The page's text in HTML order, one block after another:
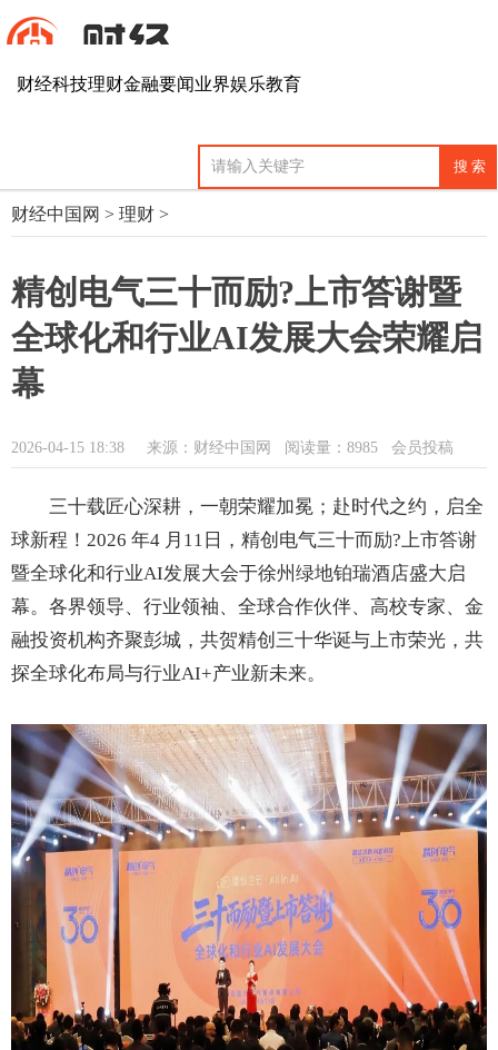
财经科技理财金融要闻业界娱乐教育
财经中国网 > 理财 >
精创电气三十而励?上市答谢暨
全球化和行业AI发展大会荣耀启
幕
2026-04-15 18:38 来源：财经中国网 阅读量：8985 会员投稿
三十载匠心深耕，一朝荣耀加冕；赴时代之约，启全
球新程！2026 年4 月11日，精创电气三十而励?上市答谢
暨全球化和行业AI发展大会于徐州绿地铂瑞酒店盛大启
幕。各界领导、行业领袖、全球合作伙伴、高校专家、金
融投资机构齐聚彭城，共贺精创三十华诞与上市荣光，共
探全球化布局与行业AI+产业新未来。